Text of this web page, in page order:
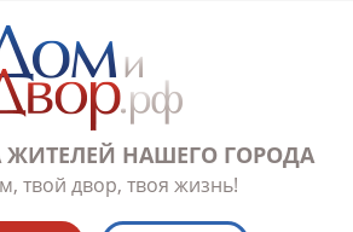
ЖИТЕЛЕЙ НАШЕГО ГОРОДА
твой двор, твоя жизнь!